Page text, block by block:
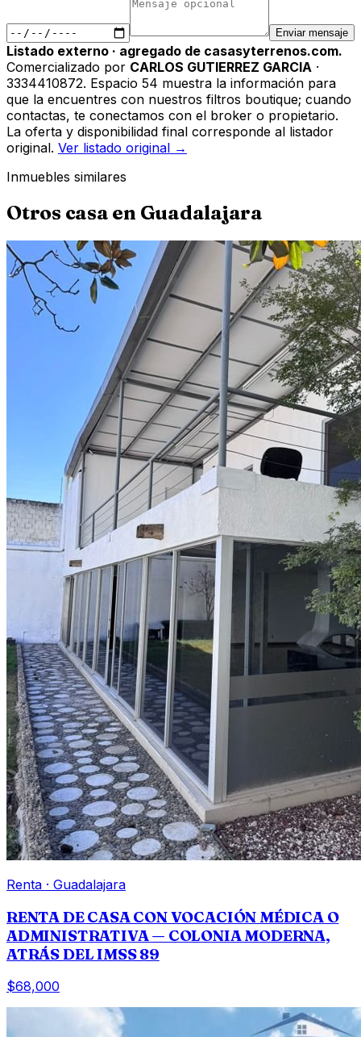
Enviar mensaje
Listado externo · agregado de casasyterrenos.com.
Comercializado por CARLOS GUTIERREZ GARCIA ·
3334410872. Espacio 54 muestra la información para
que la encuentres con nuestros filtros boutique; cuando
contactas, te conectamos con el broker o propietario.
La oferta y disponibilidad final corresponde al listador
original. Ver listado original →
Inmuebles similares
Otros casa en Guadalajara
Renta · Guadalajara
RENTA DE CASA CON VOCACIÓN MÉDICA O
ADMINISTRATIVA — COLONIA MODERNA,
ATRÁS DEL IMSS 89
$68,000